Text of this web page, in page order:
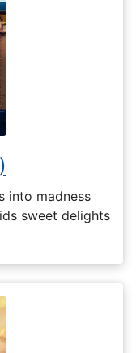
into madness
sweet delights